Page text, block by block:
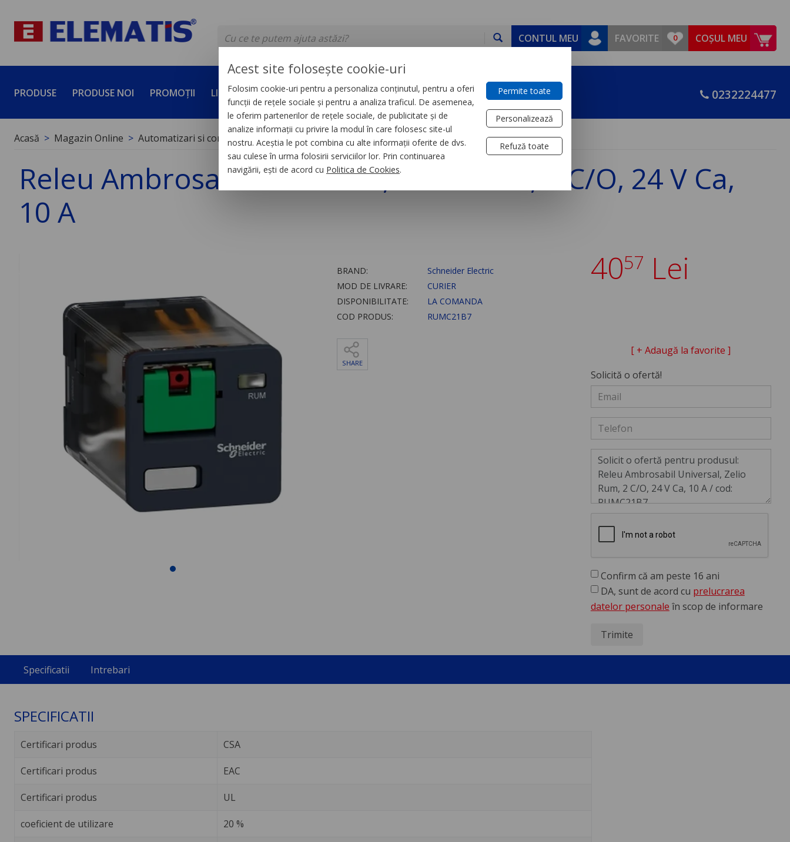
CONTUL MEU FAVORITE COȘUL MEU
PRODUSE PRODUSE NOI PROMOȚII LICHIDĂRI DE STOC SERVICII DEVINO PARTENER CONTACT 0232224477
Acasă Magazin Online Automatizari si control industrial Relee
Releu Ambrosabil Universal, Zelio Rum, 2 C/O, 24 V Ca,
10 A
BRAND:
Schneider Electric
MOD DE LIVRARE:
CURIER
DISPONIBILITATE:
LA COMANDA
COD PRODUS:
RUMC21B7
SHARE
4057 Lei
[ + Adaugă la favorite ]
Solicită o ofertă!
Confirm că am peste 16 ani
DA, sunt de acord cu prelucrarea
datelor personale în scop de informare
Trimite
Specificatii Intrebari
SPECIFICATII
Certificari produs CSA
Certificari produs EAC
Certificari produs UL
coeficient de utilizare 20 %
Acest site folosește cookie-uri
Folosim cookie-uri pentru a personaliza conținutul, pentru a oferi
funcții de rețele sociale și pentru a analiza traficul. De asemenea,
le oferim partenerilor de rețele sociale, de publicitate și de
analize informații cu privire la modul în care folosesc site-ul
nostru. Aceștia le pot combina cu alte informații oferite de dvs.
sau culese în urma folosirii serviciilor lor. Prin continuarea
navigării, ești de acord cu Politica de Cookies.
Permite toate
Personalizează
Refuză toate